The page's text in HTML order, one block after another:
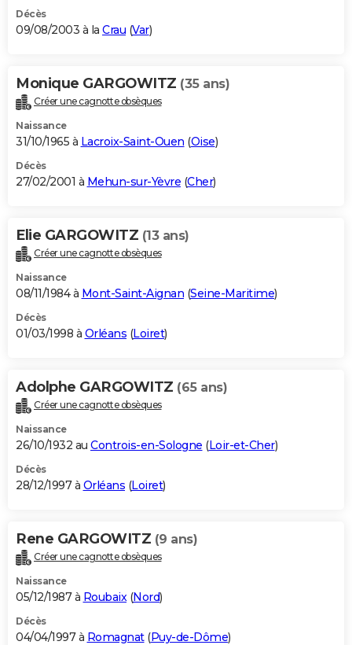
Décès
09/08/2003 à la Crau (Var)
Monique GARGOWITZ (35 ans)
Créer une cagnotte obsèques
Naissance
31/10/1965 à Lacroix-Saint-Ouen (Oise)
Décès
27/02/2001 à Mehun-sur-Yèvre (Cher)
Elie GARGOWITZ (13 ans)
Créer une cagnotte obsèques
Naissance
08/11/1984 à Mont-Saint-Aignan (Seine-Maritime)
Décès
01/03/1998 à Orléans (Loiret)
Adolphe GARGOWITZ (65 ans)
Créer une cagnotte obsèques
Naissance
26/10/1932 au Controis-en-Sologne (Loir-et-Cher)
Décès
28/12/1997 à Orléans (Loiret)
Rene GARGOWITZ (9 ans)
Créer une cagnotte obsèques
Naissance
05/12/1987 à Roubaix(Nord)
Décès
04/04/1997 à Romagnat(Puy-de-Dôme)